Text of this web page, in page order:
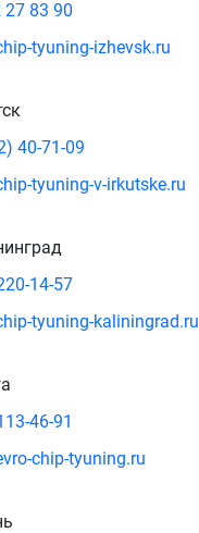
27 83 90
tyuning-izhevsk.ru
40-71-09
tyuning-v-irkutske.ru
14-57
tyuning-kaliningrad.ru
46-91
chip-tyuning.ru